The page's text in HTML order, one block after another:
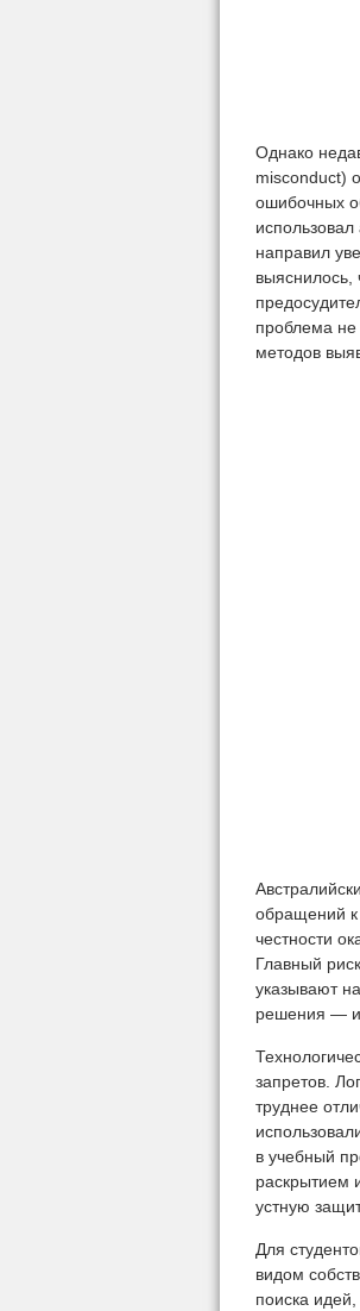
Однако
misconduct)
ошибочных
направил
выяснилось,
проблема не
методов
обращений к
честности
Главный
указывают
решения — и
запретов.
труднее
в учебный
раскрытием
устную
Для
видом
поиска